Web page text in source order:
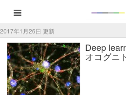
2017年1月26日 更新
Deep
オコグニ